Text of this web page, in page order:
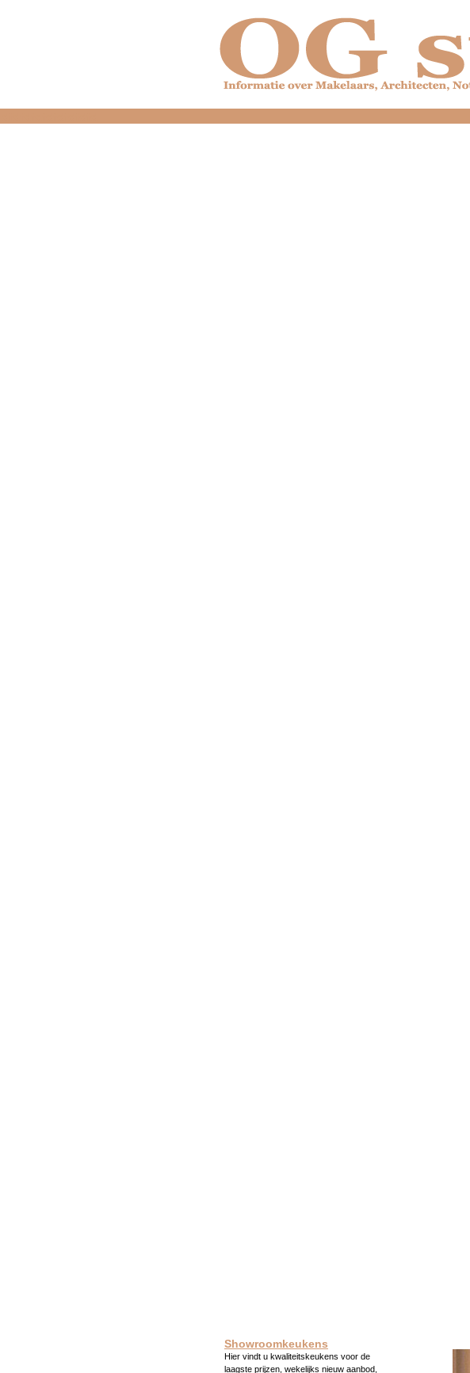
Showroomkeukens
Hier vindt u kwaliteitskeukens voor de
laagste prijzen, wekelijks nieuw aanbod,